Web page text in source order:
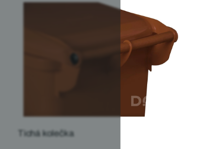
Tichá kolečka